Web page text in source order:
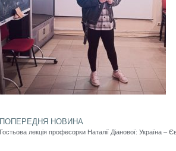
ПОПЕРЕДНЯ НОВИНА
Гостьова лекція професорки Наталії Діанової: Україна –